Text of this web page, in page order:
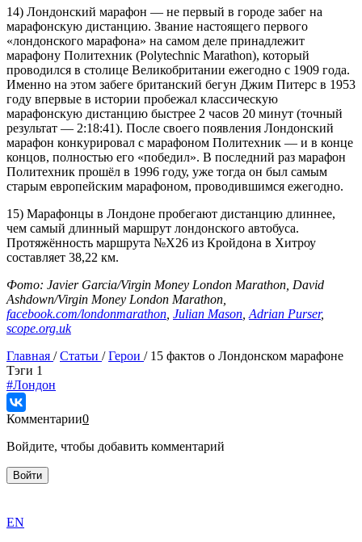
14) Лондонский марафон — не первый в городе забег на
марафонскую дистанцию. Звание настоящего первого
«лондонского марафона» на самом деле принадлежит
марафону Политехник (Polytechnic Marathon), который
проводился в столице Великобритании ежегодно с 1909 года.
Именно на этом забеге британский бегун Джим Питерс в 1953
году впервые в истории пробежал классическую
марафонскую дистанцию быстрее 2 часов 20 минут (точный
результат — 2:18:41). После своего появления Лондонский
марафон конкурировал с марафоном Политехник — и в конце
концов, полностью его «победил». В последний раз марафон
Политехник прошёл в 1996 году, уже тогда он был самым
старым европейским марафоном, проводившимся ежегодно.
15) Марафонцы в Лондоне пробегают дистанцию длиннее,
чем самый длинный маршрут лондонского автобуса.
Протяжённость маршрута №X26 из Кройдона в Хитроу
составляет 38,22 км.
Фото: Javier Garcia/Virgin Money London Marathon, David
Ashdown/Virgin Money London Marathon,
facebook.com/londonmarathon Julian Mason Adrian Purser,
scope.org.uk
Главная /Статьи /Герои / 15 фактов о Лондонском марафоне
Tэги 1
#Лондон
Комментарии0
Войдите, чтобы добавить комментарий
Войти
the
EN